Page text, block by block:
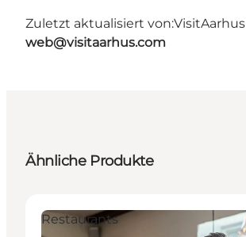
Zuletzt aktualisiert von:VisitAarhus
web@visitaarhus.com
Ähnliche Produkte
Restaurants